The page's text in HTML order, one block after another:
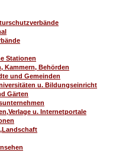
Stationen
Kammern, Behörden
und Gemeinden
u. Bildungseinrichtungen
Gärten
u. Internetportale